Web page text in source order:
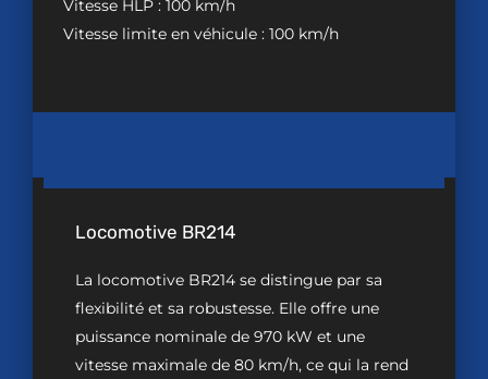
Vitesse HLP : 100 km/h
Vitesse limite en véhicule : 100 km/h
Locomotive BR214
La locomotive BR214 se distingue par sa
flexibilité et sa robustesse. Elle offre une
puissance nominale de 970 kW et une
vitesse maximale de 80 km/h, ce qui la rend